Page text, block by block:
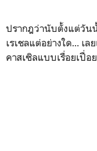
ปรากฎว่านับตั้งแต่วัน
เรเชลแต่อย่างใด... เ
คาสเซิลแบบเรื่อยเปื่อ